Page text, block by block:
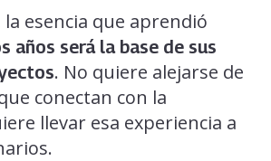
la esencia que aprendió
años será la base de sus
. No quiere alejarse de
conectan con la
llevar esa experiencia a